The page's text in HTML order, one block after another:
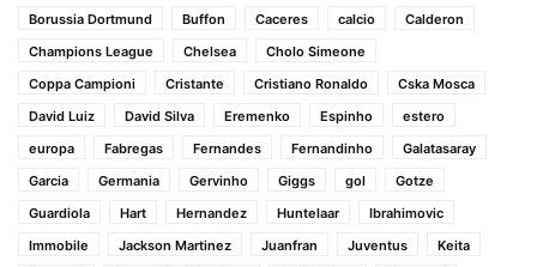
Borussia Dortmund
Buffon Caceres calcio
Calderon
Champions League
Chelsea
Cholo Simeone
Coppa Campioni
Cristante Cristiano Ronaldo
Cska Mosca
David Luiz
David Silva Eremenko Espinho
estero
europa
Fabregas Fernandes Fernandinho
Galatasaray
Garcia
Germania Gervinho Giggs gol
Gotze
Guardiola
Hart Hernandez Huntelaar
Ibrahimovic
Immobile
Jackson Martinez Juanfran Juventus
Keita